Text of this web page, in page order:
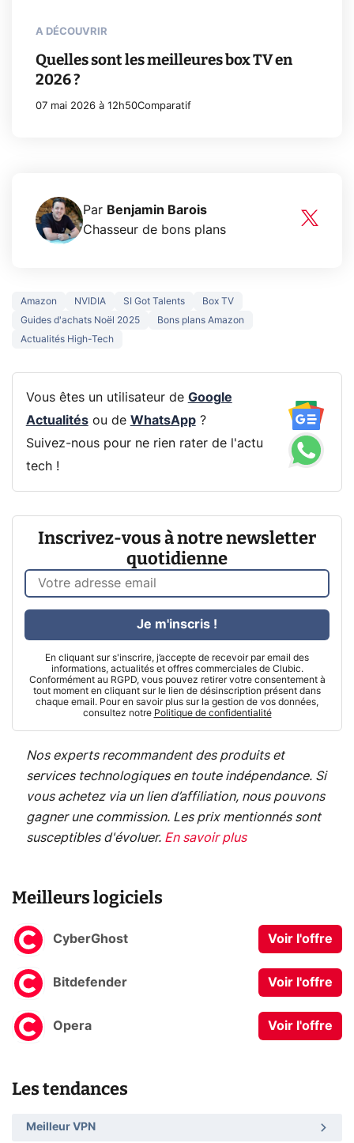
A DÉCOUVRIR
Quelles sont les meilleures box TV en
2026 ?
07 mai 2026 à 12h50Comparatif
Par Benjamin Barois
Chasseur de bons plans
Amazon NVIDIA SI Got Talents
Box TV
Guides d'achats Noël 2025
Bons plans Amazon
Actualités High-Tech
Vous êtes un utilisateur de Google
Actualitésou de WhatsApp?
Suivez-nous pour ne rien rater de l'actu
tech !
Inscrivez-vous à notre newsletter
quotidienne
En cliquant sur s'inscrire, j’accepte de recevoir par email des
informations, actualités et offres commerciales de Clubic.
Conformément au RGPD, vous pouvez retirer votre consentement à
tout moment en cliquant sur le lien de désinscription présent dans
chaque email. Pour en savoir plus sur la gestion de vos données,
consultez notre Politique de confidentialité
Je m'inscris !
Nos experts recommandent des produits et
services technologiques en toute indépendance. Si
vous achetez via un lien d’affiliation, nous pouvons
gagner une commission. Les prix mentionnés sont
susceptibles d'évoluer. En savoir plus
Meilleurs logiciels
CyberGhost Voir l'offre
Bitdefender Voir l'offre
Opera Voir l'offre
Les tendances
Meilleur VPN